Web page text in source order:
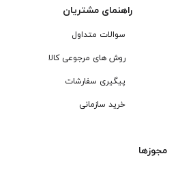
راهنمای مشتریان
سوالات متداول
روش های مرجوعی کالا
پیگیری سفارشات
خرید سازمانی
مجوزها